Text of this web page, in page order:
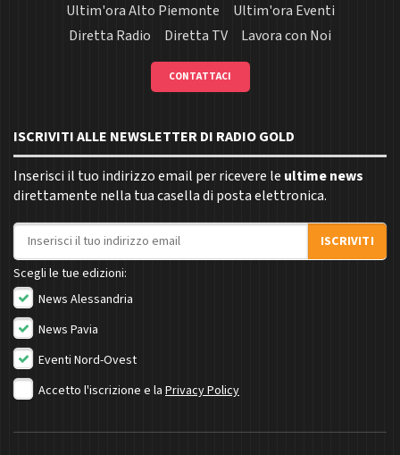
Ultim'ora Alto Piemonte
Ultim'ora Eventi
Diretta Radio
Diretta TV Lavora con Noi
CONTATTACI
ISCRIVITI ALLE NEWSLETTER DI RADIO GOLD
Inserisci il tuo indirizzo email per ricevere le ultime news
direttamente nella tua casella di posta elettronica.
Indirizzo email
ISCRIVITI
Scegli le tue edizioni:
News Alessandria
News Pavia
Eventi Nord-Ovest
Accetto l'iscrizione e la Privacy Policy